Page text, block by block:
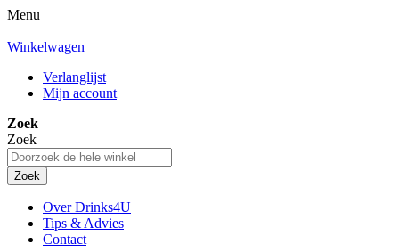
Menu
Winkelwagen
Verlanglijst
Mijn account
Zoek
Zoek
Zoek
Over Drinks4U
Tips & Advies
Contact